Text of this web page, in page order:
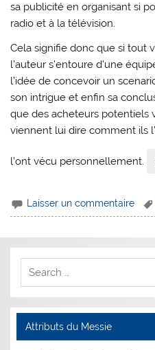
sa publicité en organisant si
radio et à la télévision.
Cela signifie donc que si tout
l’auteur s’entoure d’une
l’idée de concevoir un
son intrigue et enfin sa
que des acheteurs potentiels
viennent lui dire comment ils
l’ont vécu personnellement.
Laisser un commentaire
Attributs du Messie